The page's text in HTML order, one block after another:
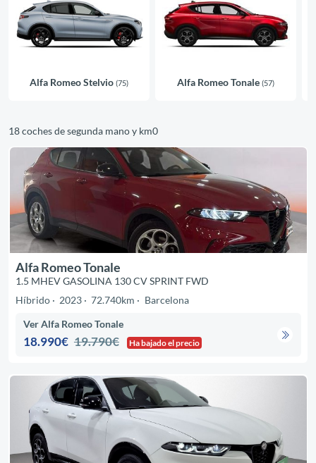
Alfa Romeo Stelvio (75) Alfa Romeo Tonale (57)
18 coches de segunda mano y km0
Alfa Romeo Tonale
1.5 MHEV GASOLINA 130 CV SPRINT FWD
Híbrido
2023 72.740km Barcelona
Ver Alfa Romeo Tonale
18.990€ 19.790€ Ha bajado el precio